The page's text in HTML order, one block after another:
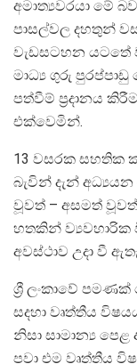
අමාත්‍යවරයා මේ
පාසල්වල දහතුන්
වැඩසටහන යටතේ
මාධ්‍ය ගුරු
පත්වීම් ප්‍රදානය
එක්වෙමින්.
13 වසරක සහතික
බැවින් දැන්
වූවත් – අසමත්
හතකින් ව්‍යවහාරික
අවස්ථාව උදා වී
ශ්‍රී ලංකාවේ
සදහා වෘත්තීය
නිසා සාමාන්‍ය
පවා එම වෘත්තීය